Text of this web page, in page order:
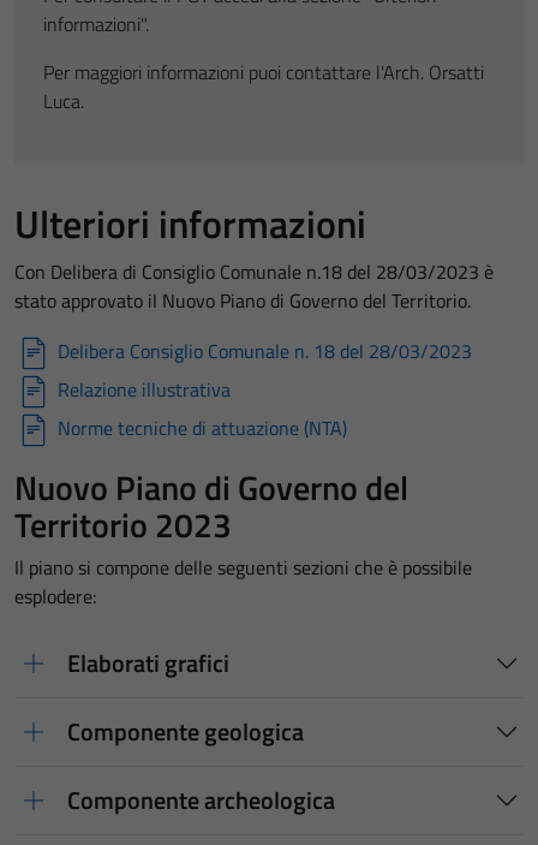
informazioni".
Per maggiori informazioni puoi contattare l'Arch. Orsatti
Luca.
Ulteriori informazioni
Con Delibera di Consiglio Comunale n.18 del 28/03/2023 è
stato approvato il Nuovo Piano di Governo del Territorio.
Delibera Consiglio Comunale n. 18 del 28/03/2023
Relazione illustrativa
Norme tecniche di attuazione (NTA)
Nuovo Piano di Governo del
Territorio 2023
Il piano si compone delle seguenti sezioni che è possibile
esplodere:
Elaborati grafici
Componente geologica
Componente archeologica